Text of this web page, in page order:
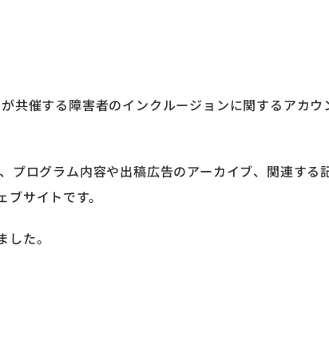
共催する障害者のインクルージョンに関するアカ
プログラム内容や出稿広告のアーカイブ、関連す
サイトです。
た。